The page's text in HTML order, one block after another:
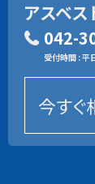
アスベ
042-
受付時間 : 平
今すぐ